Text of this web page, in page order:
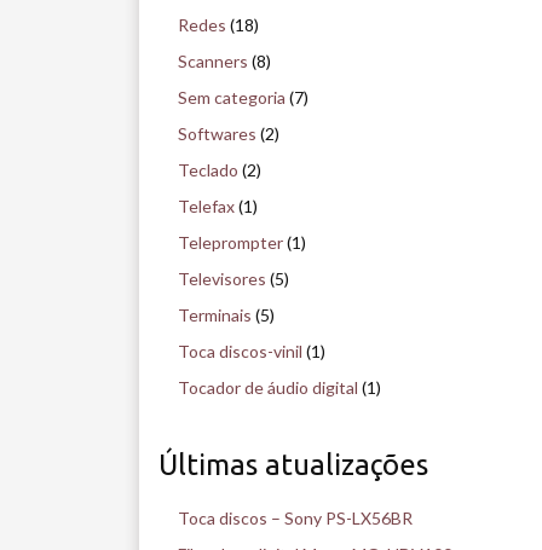
Redes (18)
Scanners (8)
Sem categoria (7)
Softwares (2)
Teclado (2)
Telefax(1)
Teleprompter(1)
Televisores (5)
Terminais (5)
Toca discos-vinil (1)
Tocador de áudio digital (1)
Últimas atualizações
Toca discos – Sony PS-LX56BR